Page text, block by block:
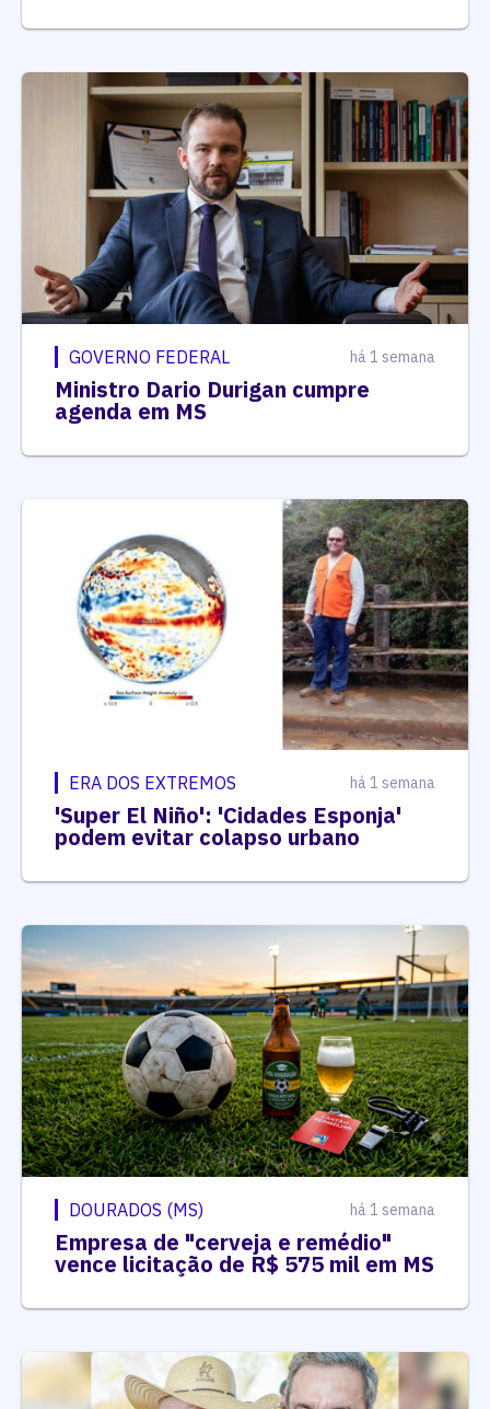
GOVERNO FEDERAL há 1 semana
Ministro Dario Durigan cumpre
agenda em MS
ERA DOS EXTREMOS há 1 semana
'Super El Niño': 'Cidades Esponja'
podem evitar colapso urbano
DOURADOS (MS) há 1 semana
Empresa de "cerveja e remédio"
vence licitação de R$ 575 mil em MS